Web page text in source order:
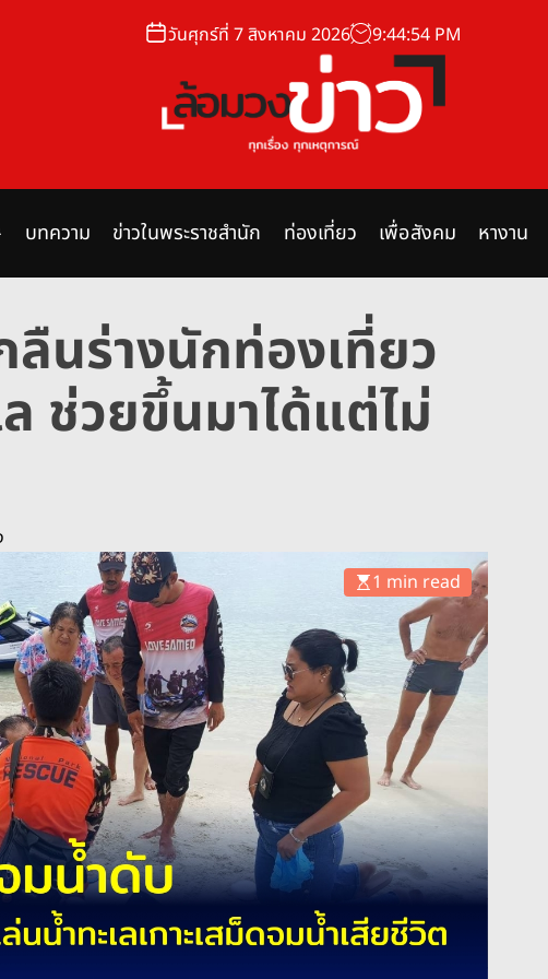
วันศุกร์ที่ 7 สิงหาคม 2026 9:44:55 PM
อ
ม
ง
า
ว
บทความ ข่าวในพระราชสำนัก ท่องเที่ยว เพื่อสังคม หางาน
ลืนร่างนักท่องเที่ยว
ช่วยขึ้นมาได้แต่ไม่
1 min read